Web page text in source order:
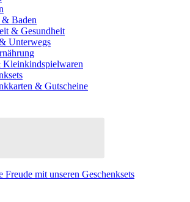
& Baden
& Gesundheit
Unterwegs
& Gutscheine
Freude mit unseren Geschenksets